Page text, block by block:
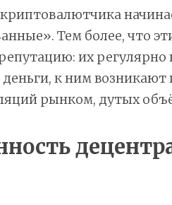
Тем более, что
их регулярно
к ним возникают
рынком, дутых